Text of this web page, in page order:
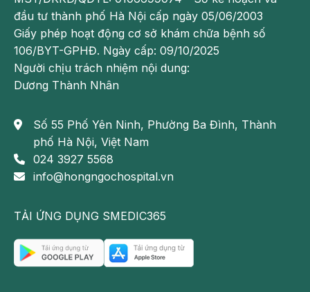
cho tới nay, cách nhanh nhất làm cho tóc đen trở lại là…
nhuộm tóc mà thôi!
đầu tư thành phố Hà Nội cấp ngày 05/06/2003
Giấy phép hoạt động cơ sở khám chữa bệnh số
106/BYT-GPHĐ. Ngày cấp: 09/10/2025
Người chịu trách nhiệm nội dung:
Dương Thành Nhân
Số 55 Phố Yên Ninh, Phường Ba Đình, Thành
phố Hà Nội, Việt Nam
024 3927 5568
info@hongngochospital.vn
TẢI ỨNG DỤNG SMEDIC365